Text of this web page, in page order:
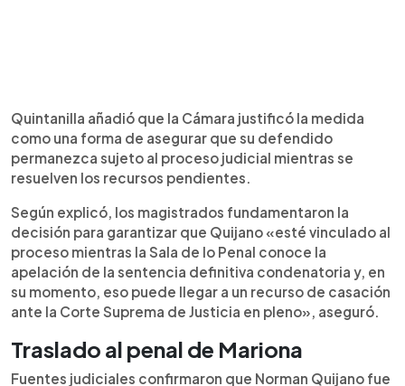
Quintanilla añadió que la Cámara justificó la medida
como una forma de asegurar que su defendido
permanezca sujeto al proceso judicial mientras se
resuelven los recursos pendientes.
Según explicó, los magistrados fundamentaron la
decisión para garantizar que Quijano «esté vinculado al
proceso mientras la Sala de lo Penal conoce la
apelación de la sentencia definitiva condenatoria y, en
su momento, eso puede llegar a un recurso de casación
ante la Corte Suprema de Justicia en pleno», aseguró.
Traslado al penal de Mariona
Fuentes judiciales confirmaron que Norman Quijano fue